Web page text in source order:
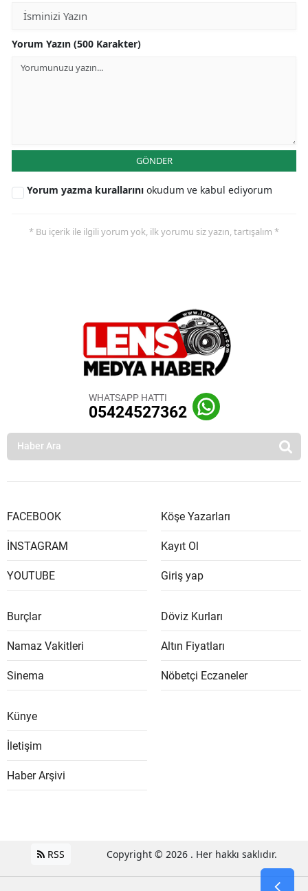
Yorum Yazın (500 Karakter)
GÖNDER
Yorum yazma kurallarını okudum ve kabul ediyorum
* Bu içerik ile ilgili yorum yok, ilk yorumu siz yazın, tartışalım *
WHATSAPP HATTI
05424527362
FACEBOOK
İNSTAGRAM
YOUTUBE
Köşe Yazarları
Kayıt Ol
Giriş yap
Burçlar
Namaz Vakitleri
Sinema
Döviz Kurları
Altın Fiyatları
Nöbetçi Eczaneler
Künye
İletişim
Haber Arşivi
RSS Copyright © 2026 . Her hakkı saklıdır.